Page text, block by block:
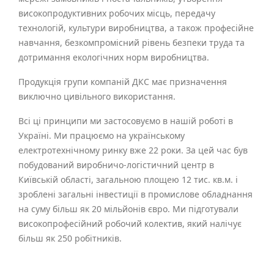
високопродуктивних робочих місць, передачу
технологій, культури виробництва, а також професійне
навчання, безкомпромісний рівень безпеки труда та
дотримання екологічних норм виробництва.
Продукція групи компаній ДКС має призначення
виключно цивільного використання.
Всі ці принципи ми застосовуємо в нашій роботі в
Україні. Ми працюємо на українському
електротехнічному ринку вже 22 роки. За цей час був
побудований виробничо-логістичний центр в
Київській області, загальною площею 12 тис. кв.м. і
зроблені загальні інвестиції в промислове обладнання
на суму більш як 20 мільйонів євро. Ми підготували
високопрофесійний робочий колектив, який налічує
більш як 250 робітників.